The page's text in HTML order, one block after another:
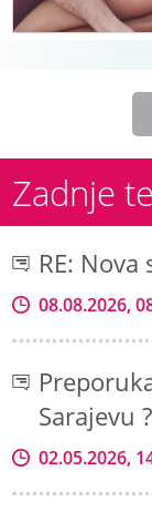
Zadnje
RE:
08.08.2026,
Sarajevu ?
02.05.2026,